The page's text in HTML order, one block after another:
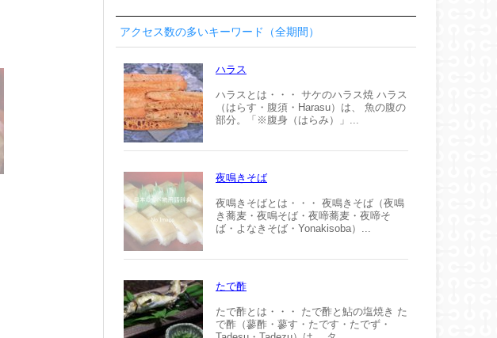
アクセス数の多いキーワード（全期間）
ハラス
ハラスとは・・・ サケのハラス焼 ハラス
（はらす・腹須・Harasu）は、 魚の腹の
部分。「※腹身（はらみ）」...
夜鳴きそば
夜鳴きそばとは・・・ 夜鳴きそば（夜鳴
き蕎麦・夜鳴そば・夜啼蕎麦・夜啼そ
ば・よなきそば・Yonakisoba）...
たで酢
たで酢とは・・・ たで酢と鮎の塩焼き た
で酢（蓼酢・蓼す・たです・たでず・